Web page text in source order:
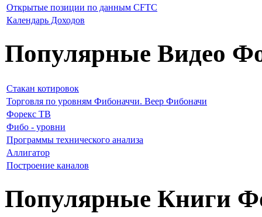
Открытые позиции по данным CFTC
Календарь Доходов
Популярные Видео
Стакан котировок
Торговля по уровням Фибоначчи. Веер Фибоначи
Форекс ТВ
Фибо - уровни
Программы технического анализа
Аллигатор
Построение каналов
Популярные Книги